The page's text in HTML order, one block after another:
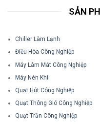
SẢN
Chiller Làm Lạnh
Điều Hòa Công Nghiệp
Máy Làm Mát Công Nghiệp
Máy Nén Khí
Quạt Hút Công Nghiệp
Quạt Thông Gió Công Nghiệp
Quạt Trần Công Nghiệp